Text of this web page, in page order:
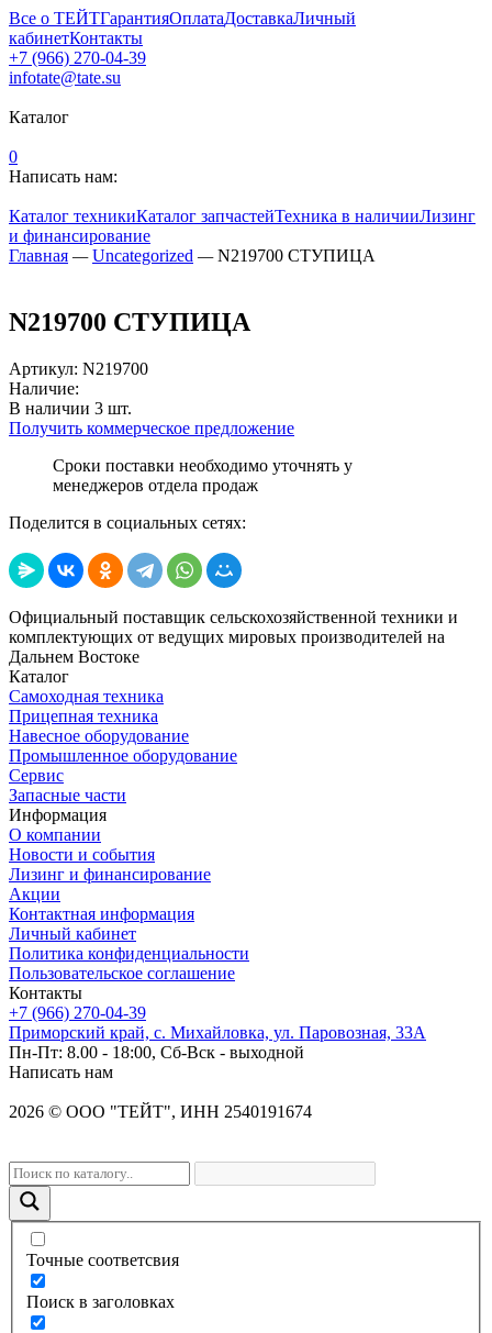
Все о ТЕЙТГарантияОплатаДоставкаЛичный
кабинетКонтакты
+7 (966) 270-04-39
infotate@tate.su
Каталог
0
Написать нам:
Каталог техникиКаталог запчастейТехника в наличииЛизинг
и финансирование
Главная — Uncategorized — N219700 СТУПИЦА
N219700 СТУПИЦА
Артикул: N219700
Наличие:
В наличии 3 шт.
Получить коммерческое предложение
Сроки поставки необходимо уточнять у
менеджеров отдела продаж
Поделится в социальных сетях:
Официальный поставщик сельскохозяйственной техники и
комплектующих от ведущих мировых производителей на
Дальнем Востоке
Каталог
Самоходная техника
Прицепная техника
Навесное оборудование
Промышленное оборудование
Сервис
Запасные части
Информация
О компании
Новости и события
Лизинг и финансирование
Акции
Контактная информация
Личный кабинет
Политика конфиденциальности
Пользовательское соглашение
Контакты
+7 (966) 270-04-39
Приморский край, с. Михайловка, ул. Паровозная, 33А
Пн-Пт: 8.00 - 18:00, Сб-Вск - выходной
Написать нам
2026 © OOO "ТЕЙТ", ИНН 2540191674
Точные соответсвия
Поиск в заголовках